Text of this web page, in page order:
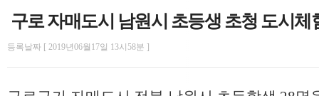
구로 자매도시 남원시 초등생 초청 도시체
등록날짜 [ 2019년06월17일 13시58분 ]